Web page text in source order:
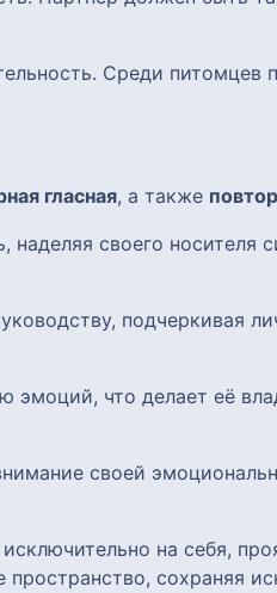
Среди питомцев
гласная, а также
своего носителя
подчеркивая
эмоций, что делает её
своей
на себя,
сохраняя